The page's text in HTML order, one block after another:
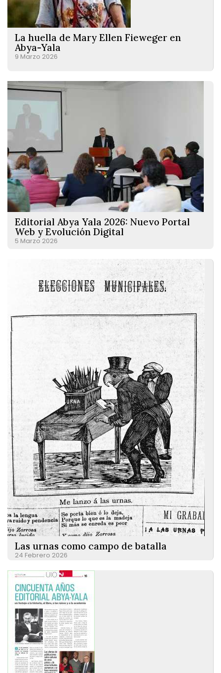
La huella de Mary Ellen Fieweger en
Abya-Yala
9 Marzo 2026
Editorial Abya Yala 2026: Nuevo Portal
Web y Evolución Digital
5 Marzo 2026
Las urnas como campo de batalla
24 Febrero 2026